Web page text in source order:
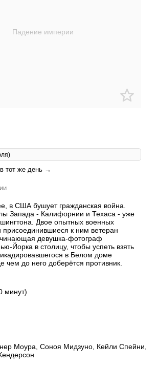
тот же день →
в США бушует гражданская война.
Запада - Калифорнии и Техаса - уже
Двое опытных военных
присоединившиеся к ним ветеран
девушка-фотограф
Йорка в столицу, чтобы успеть взять
в Белом доме
чем до него доберётся противник.
минут)
Моура, Соноя Мидзуно, Кейли Спейни,